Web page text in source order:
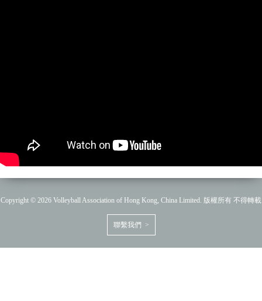
Copyright © 2026 Volleyball Association of Hong Kong, China Limited. 版權所有 不得轉載
聯繫我們 >